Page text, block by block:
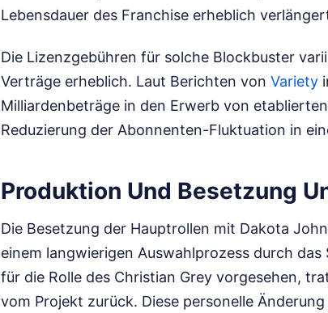
Lebensdauer des Franchise erheblich
Die Lizenzgebühren für solche Blockbuster
Verträge erheblich. Laut Berichten von Variety
Milliardenbeträge in den Erwerb von
Reduzierung der Abonnenten-Fluktuation in
Produktion Und Besetzung
Die Besetzung der Hauptrollen mit Dakota
einem langwierigen Auswahlprozess durch
für die Rolle des Christian Grey vorgesehen,
vom Projekt zurück. Diese personelle